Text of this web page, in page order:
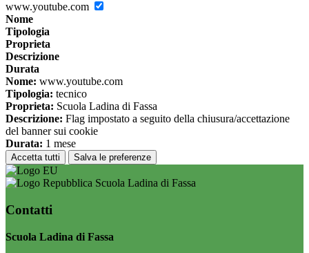
www.youtube.com
Nome
Tipologia
Proprieta
Descrizione
Durata
Nome: www.youtube.com
Tipologia: tecnico
Proprieta: Scuola Ladina di Fassa
Descrizione: Flag impostato a seguito della chiusura/accettazione
del banner sui cookie
Durata: 1 mese
Accetta tutti Salva le preferenze
Scuola Ladina di Fassa
Contatti
Scuola Ladina di Fassa